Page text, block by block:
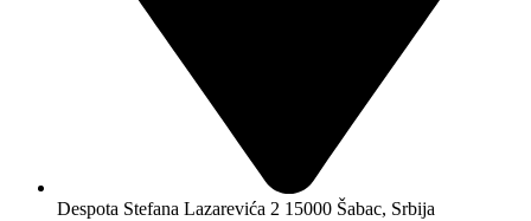
Despota Stefana Lazarevića 2 15000 Šabac, Srbija